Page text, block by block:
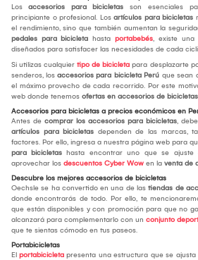
Los accesorios para bicicletas son esenciales
principiante o profesional. Los artículos para bicicletas
el rendimiento, sino que también aumentan la
pedales para bicicleta hasta portabebés, existe una
diseñados para satisfacer las necesidades de cada
Si utilizas cualquier tipo de bicicleta para desplazarte
senderos, los accesorios para bicicleta Perú que sean
el máximo provecho de cada recorrido. Por este
web donde tenemos ofertas en accesorios de bicicletas
Accesorios para bicicletas a precios económicos en
Antes de comprar los accesorios para bicicletas,
artículos para bicicletas dependen de las marcas,
factores. Por ello, ingresa a nuestra página web para
para bicicletas hasta encontrar uno que se ajuste
aprovechar los descuentos Cyber Wow en la venta de
Descubre los mejores accesorios de bicicletas
Oechsle se ha convertido en una de las tiendas de
donde encontrarás de todo. Por ello, te
que están disponibles y con promoción para que no
alcanzará para complementarlo con un conjunto
que te sientas cómodo en tus paseos.
Portabicicletas
El portabicicleta presenta una estructura que se